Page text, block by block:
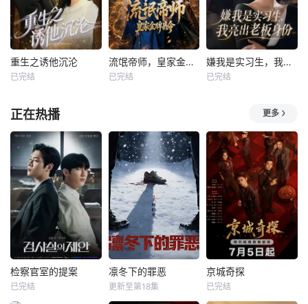
重生之诱他沉沦
已完结
流氓帝师，皇家金牌县令
已完结
嫌我是实习生，我亮出老板身份
已完结
正在热播 更多
检察官室的提案
已完结
凛冬下的罪恶
更新至第18集
京城奇探
已完结